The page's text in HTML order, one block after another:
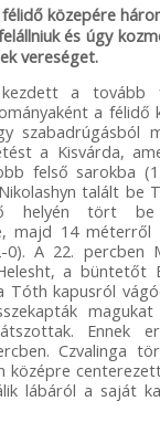
közepére
és úgy
vereséget.
kezdett a tovább
a félidő
szabadrúgásból
a Kisvárda,
felső sarokba
talált be
helyén tört be
majd 14 méterről
A 22. percben
a
Tóth kapusról
Ennek
Czvalinga
középre
lábáról a saját